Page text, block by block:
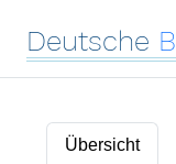
Deutsche
Übersicht